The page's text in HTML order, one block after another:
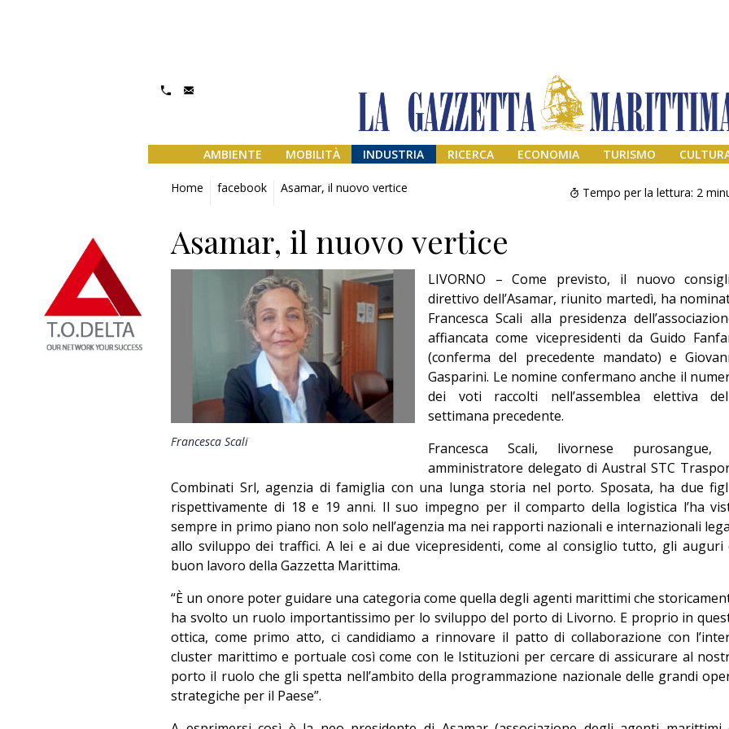
AMBIENTE MOBILITÀ INDUSTRIA RICERCA ECONOMIA TURISMO
Home facebook Asamar, il nuovo vertice Tempo per la lettura: 2
Asamar, il nuovo vertice
Francesca Scali
LIVORNO – Come previsto, il nuovo
direttivo dell’Asamar, riunito martedì, ha
Francesca Scali alla presidenza
affiancata come vicepresidenti da Guido
(conferma del precedente mandato) e
Gasparini. Le nomine confermano anche il
dei voti raccolti nell’assemblea elettiva
settimana precedente.
Francesca Scali, livornese purosangue,
amministratore delegato di Austral STC
Combinati Srl, agenzia di famiglia con una lunga storia nel porto. Sposata, ha due
rispettivamente di 18 e 19 anni. Il suo impegno per il comparto della logistica l’ha
sempre in primo piano non solo nell’agenzia ma nei rapporti nazionali e internazionali
allo sviluppo dei traffici. A lei e ai due vicepresidenti, come al consiglio tutto, gli auguri
buon lavoro della Gazzetta Marittima.
“È un onore poter guidare una categoria come quella degli agenti marittimi che
ha svolto un ruolo importantissimo per lo sviluppo del porto di Livorno. E proprio in
ottica, come primo atto, ci candidiamo a rinnovare il patto di collaborazione con
cluster marittimo e portuale così come con le Istituzioni per cercare di assicurare al
porto il ruolo che gli spetta nell’ambito della programmazione nazionale delle grandi
strategiche per il Paese”.
Addio amico
Giorgio
Editoriale